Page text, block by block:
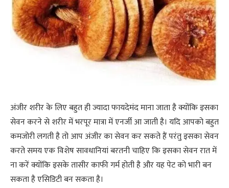
अंजीर शरीर के लिए बहुत ही ज्यादा फायदेमंद माना जाता है क्योंकि इसका
सेवन करने से शरीर में भरपूर मात्रा में एनर्जी आ जाती है। यदि आपको बहुत
कमजोरी लगती है तो आप अंजीर का सेवन कर सकते हैं परंतु इसका सेवन
करते समय एक विशेष सावधानियां बरतनी चाहिए कि इसका सेवन रात में
ना करें क्योंकि इसके तासीर काफी गर्म होती है और यह पेट को भारी बन
सकता है एसिडिटी बन सकता है।